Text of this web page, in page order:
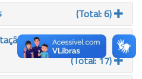
(Total: 6)
- Conferência ou
(Total: 17)